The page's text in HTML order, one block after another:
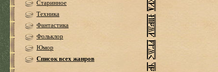
Старинное
Техника
Фантастика
Фольклор
Юмор
Список всех жанров